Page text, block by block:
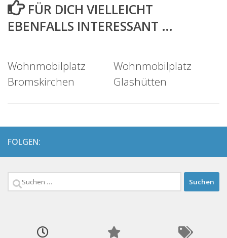
FÜR DICH VIELLEICHT
EBENFALLS INTERESSANT …
Wohnmobilplatz
Bromskirchen
Wohnmobilplatz
Glashütten
FOLGEN:
Suchen